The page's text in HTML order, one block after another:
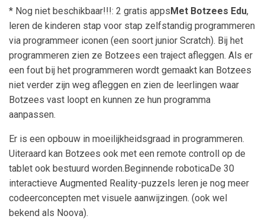
* Nog niet beschikbaar!!!: 2 gratis appsMet Botzees Edu,
leren de kinderen stap voor stap zelfstandig programmeren
via programmeer iconen (een soort junior Scratch). Bij het
programmeren zien ze Botzees een traject afleggen. Als er
een fout bij het programmeren wordt gemaakt kan Botzees
niet verder zijn weg afleggen en zien de leerlingen waar
Botzees vast loopt en kunnen ze hun programma
aanpassen.
Er is een opbouw in moeilijkheidsgraad in programmeren.
Uiteraard kan Botzees ook met een remote controll op de
tablet ook bestuurd worden.Beginnende roboticaDe 30
interactieve Augmented Reality-puzzels leren je nog meer
codeerconcepten met visuele aanwijzingen. (ook wel
bekend als Noova).